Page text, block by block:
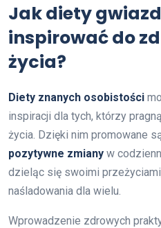
Jak diety
inspirować do
życia?
Diety znanych osobistości
inspiracji dla tych, którzy
życia. Dzięki nim promowane
pozytywne zmiany w
dzieląc się swoimi
naśladowania dla wielu.
Wprowadzenie zdrowych